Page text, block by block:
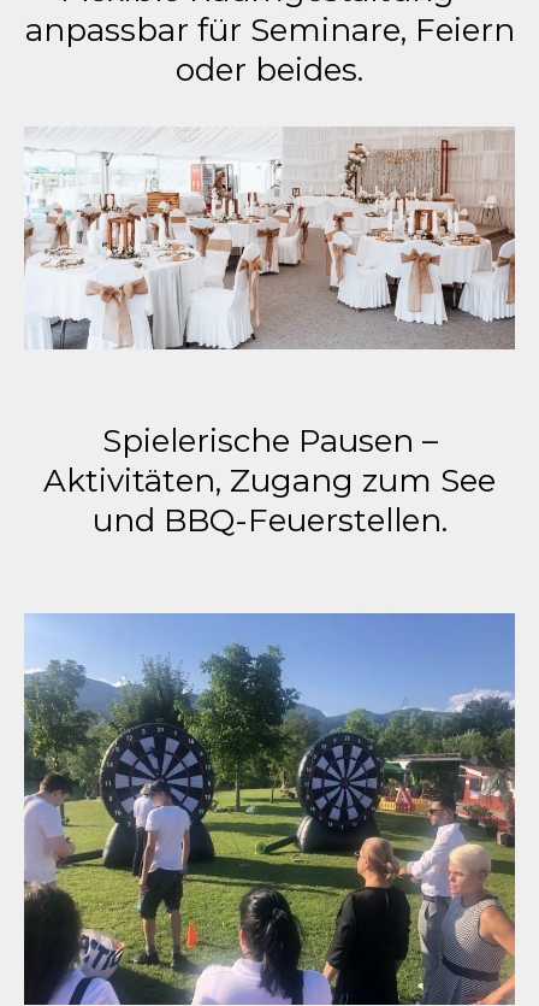
anpassbar für Seminare, Feiern
oder beides.
Spielerische Pausen –
Aktivitäten, Zugang zum See
und BBQ-Feuerstellen.